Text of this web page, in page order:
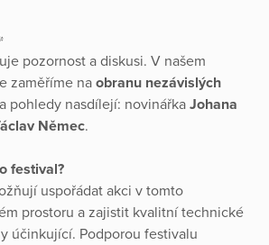
pozornost a diskusi. V našem
zaměříme na obranu nezávislých
pohledy nasdílejí: novinářka Johana
Němec.
festival?
uspořádat akci v tomto
prostoru a zajistit kvalitní technické
účinkující. Podporou festivalu